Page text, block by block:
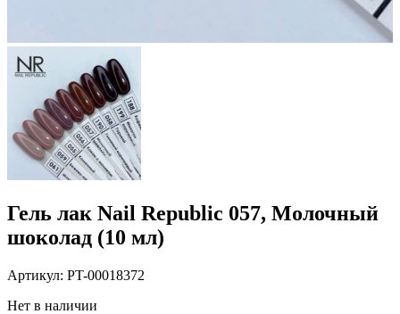
Гель лак Nail Republic 057, Молочный
шоколад (10 мл)
Артикул: PT-00018372
Нет в наличии